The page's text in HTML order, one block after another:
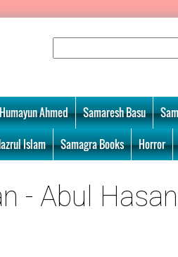
Humayun Ahmed Samaresh Basu
Islam Samagra Books Horror
- Abul